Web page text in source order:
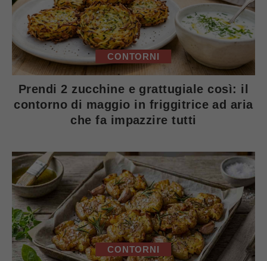
CONTORNI
Prendi 2 zucchine e grattugiale così: il
contorno di maggio in friggitrice ad aria
che fa impazzire tutti
CONTORNI